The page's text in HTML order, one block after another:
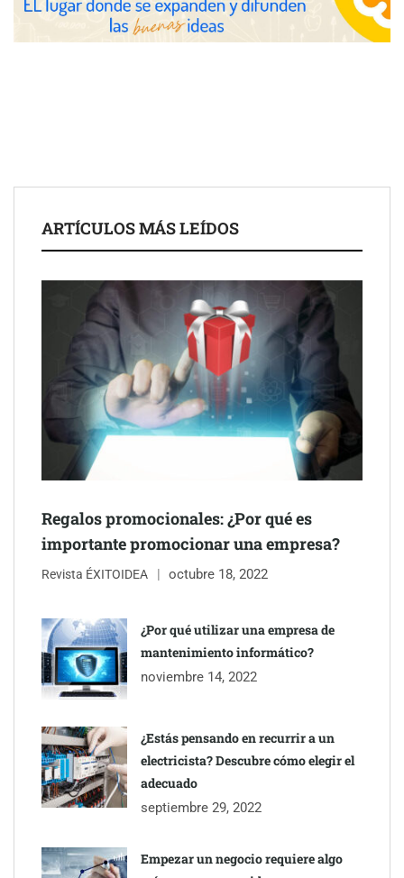
Última llamada: los destinos con las mayores caídas de precios
TBKids impulsa su expansión nacional con un modelo de
franquicia que redefine la educación tecnológica
Millones de desplazamientos en verano reabren el debate sobre
ARTÍCULOS MÁS LEÍDOS
Regalos promocionales: ¿Por qué es
importante promocionar una empresa?
Revista ÉXITOIDEA octubre 18, 2022
¿Por qué utilizar una empresa de
mantenimiento informático?
noviembre 14, 2022
¿Estás pensando en recurrir a un
electricista? Descubre cómo elegir el
adecuado
septiembre 29, 2022
Empezar un negocio requiere algo